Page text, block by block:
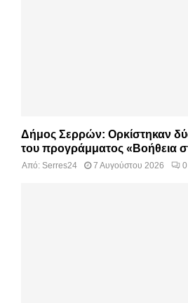
Δήμος Σερρών: Ορκίστηκαν
του προγράμματος «Βοήθεια
Από: Serres24 7 Αυγούστου 2026 0